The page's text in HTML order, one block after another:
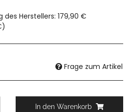
des Herstellers: 179,90 €
)
Frage zum Artikel
In den Warenkorb